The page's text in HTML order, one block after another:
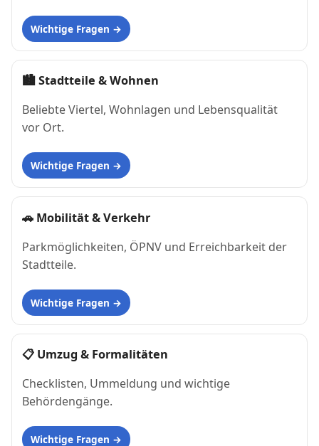
Wichtige Fragen
🏙Stadtteile & Wohnen
Beliebte Viertel, Wohnlagen und Lebensqualität
vor Ort.
Wichtige Fragen
🚗 Mobilität & Verkehr
Parkmöglichkeiten, ÖPNV und Erreichbarkeit der
Stadtteile.
Wichtige Fragen
📋 Umzug & Formalitäten
Checklisten, Ummeldung und wichtige
Behördengänge.
Wichtige Fragen